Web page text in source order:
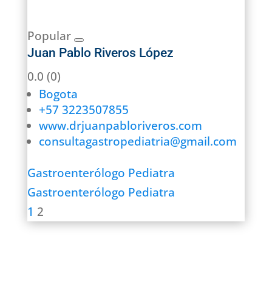
Popular
Juan Pablo Riveros López
0.0 (0)
Bogota
+57 3223507855
www.drjuanpabloriveros.com
consultagastropediatria@gmail.com
Gastroenterólogo Pediatra
Gastroenterólogo Pediatra
1 2